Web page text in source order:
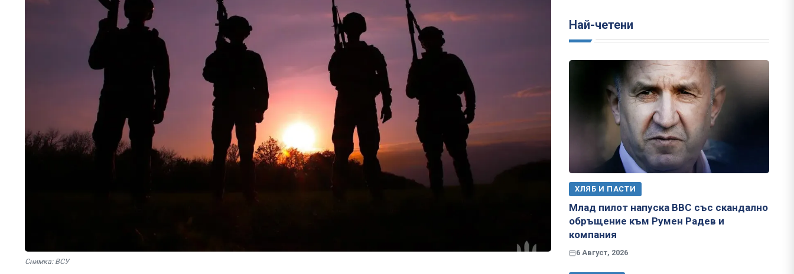
Снимка: ВСУ
Най-четени
ХЛЯБ И ПАСТИ
Млад пилот напуска ВВС със скандално
обръщение към Румен Радев и
компания
6 Август, 2026